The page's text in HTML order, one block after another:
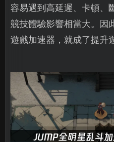
容易遇到高延遲、卡頓、
競技體驗影響相當大。因
遊戲加速器，就成了提升